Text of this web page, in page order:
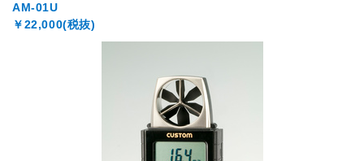
AM-01U
￥22,000(税抜)